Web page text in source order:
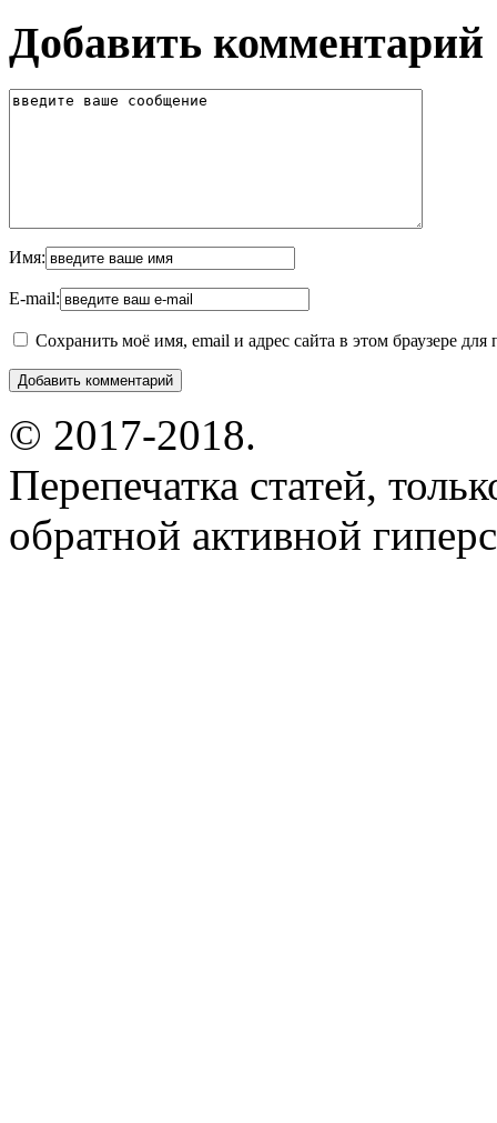
Добавить комментарий
Имя:
E-mail:
Сохранить моё имя, email и адрес сайта в этом браузере
© 2017-2018.
Перепечатка статей,
обратной активной